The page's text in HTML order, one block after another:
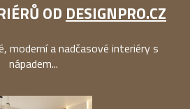
OD DESIGNPRO.CZ
moderní a nadčasové interiéry s
nápadem...